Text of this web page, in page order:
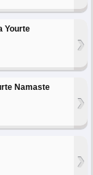
Yourte
›
Namaste ›
›